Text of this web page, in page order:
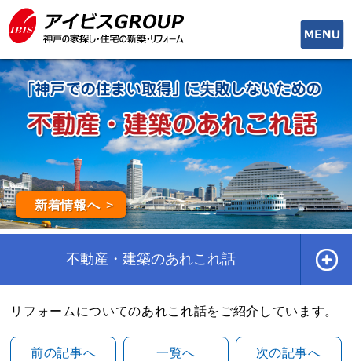
toggle
新着情報へ
不動産・建築のあれこれ話
リフォームについてのあれこれ話をご紹介しています。
前の記事へ 一覧へ 次の記事へ